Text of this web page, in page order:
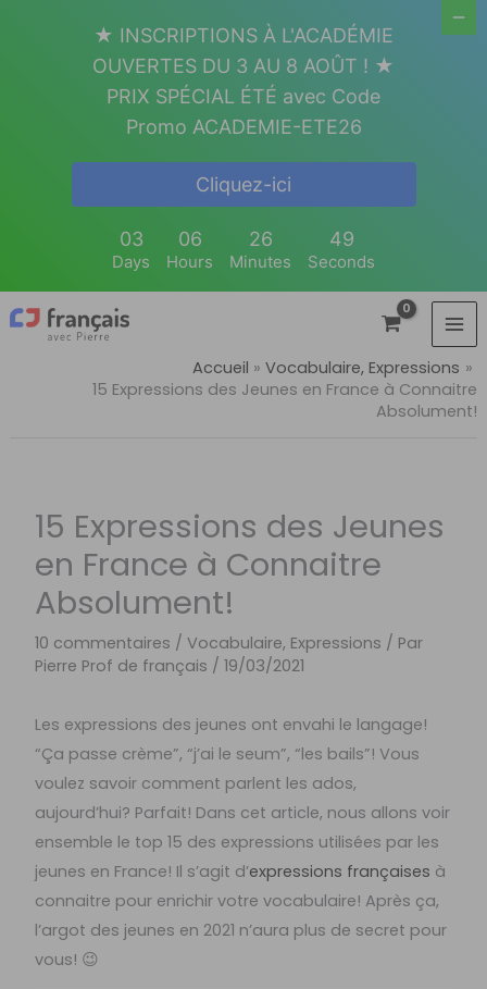
Accueil
Vocabulaire, Expressions
15 Expressions des Jeunes en France à Connaitre
Absolument!
15 Expressions des Jeunes
en France à Connaitre
Absolument!
10 commentaires /Vocabulaire, Expressions / Par
Pierre Prof de français /19/03/2021
Les expressions des jeunes ont envahi le langage!
“Ça passe crème”, “j’ai le seum”, “les bails”! Vous
voulez savoir comment parlent les ados,
aujourd’hui? Parfait! Dans cet article, nous allons voir
ensemble le top 15 des expressions utilisées par les
jeunes en France! Il s’agit d’expressions françaises à
connaitre pour enrichir votre vocabulaire! Après ça,
l’argot des jeunes en 2021 n’aura plus de secret pour
vous! 😉
★ INSCRIPTIONS À L'ACADÉMIE
OUVERTES DU 3 AU 8 AOÛT ! ★
PRIX SPÉCIAL ÉTÉ avec Code
Promo ACADEMIE-ETE26
Cliquez-ici
03
Days
06
Hours
26
Minutes
48
Seconds